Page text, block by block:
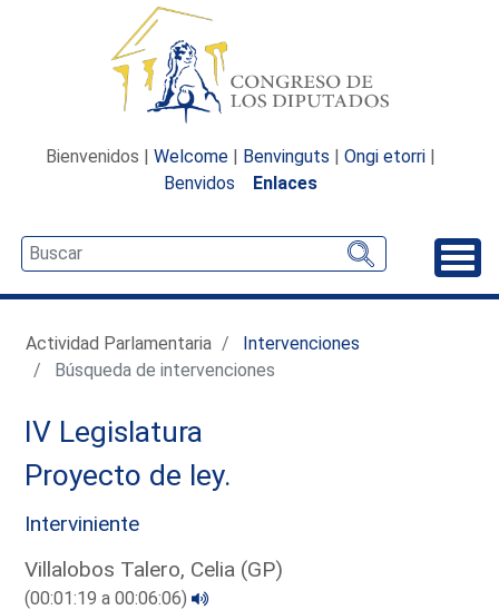
Bienvenidos | Welcome | Benvinguts | Ongi etorri |
Benvidos
Enlaces
Actividad Parlamentaria
Intervenciones
Búsqueda de intervenciones
IV Legislatura
Proyecto de ley.
Interviniente
Villalobos Talero, Celia (GP)
(00:01:19 a 00:06:06)